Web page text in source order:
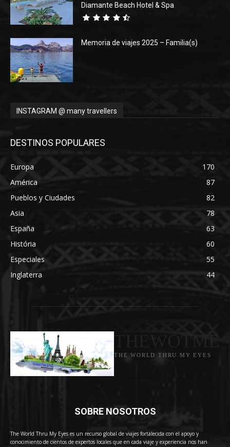
Diamante Beach Hotel & Spa
Memoria de viajes 2025 – Familia(s)
INSTAGRAM @ many travellers
DESTINOS POPULARES
Europa
170
América
87
Pueblos y Ciudades
82
Asia
78
España
63
História
60
Especiales
55
Inglaterra
44
THE WORLD THRU MY EYES
SOBRE NOSOTROS
The World Thru My Eyes es un recurso global de viajes fortalecida con el apoyo y
conocimiento de cientos de expertos locales que en cada viaje y experiencia nos han